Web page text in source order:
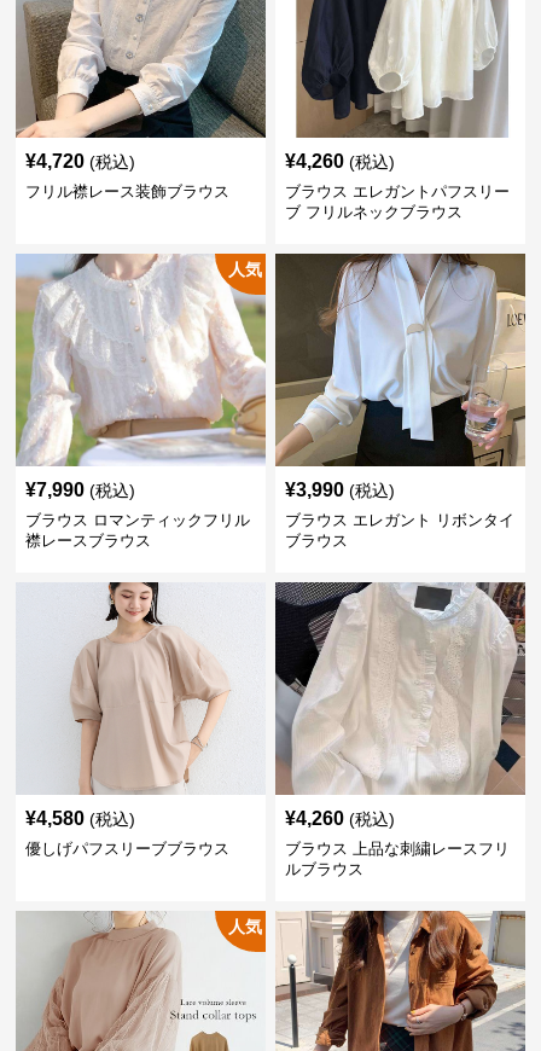
¥4,720 (税込)
フリル襟レース装飾ブラウス
¥4,260 (税込)
ブラウス エレガントパフスリー
ブ フリルネックブラウス
人気
¥7,990 (税込)
ブラウス ロマンティックフリル
襟レースブラウス
¥3,990 (税込)
ブラウス エレガント リボンタイ
ブラウス
¥4,580 (税込)
優しげパフスリーブブラウス
¥4,260 (税込)
ブラウス 上品な刺繍レースフリ
ルブラウス
人気